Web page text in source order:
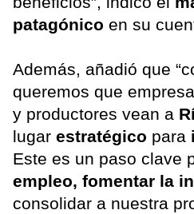
patagónico en su
Además, añadió que
queremos que
y productores vean a
lugar estratégico para
Este es un paso clave
empleo, fomentar la
consolidar a nuestra